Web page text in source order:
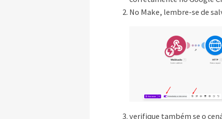
No Make, lembre-se de
verifique também se o